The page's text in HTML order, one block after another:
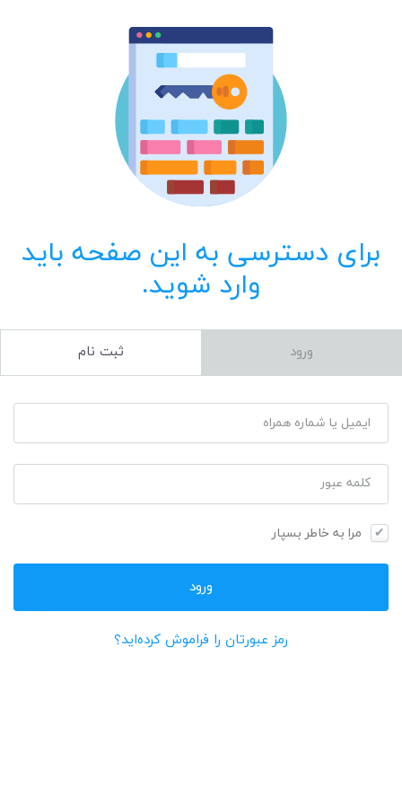
برای دسترسی به این صفحه باید
وارد شوید.
ورود ثبت نام
ایمیل یا شماره همراه
کلمه عبور
مرا به خاطر بسپار
رمز عبورتان را فراموش کرده‌اید؟